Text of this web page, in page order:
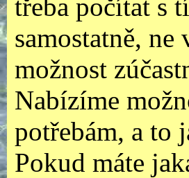
třeba počítat s
samostatně,
možnost
Nabízíme
potřebám, a to
Pokud máte